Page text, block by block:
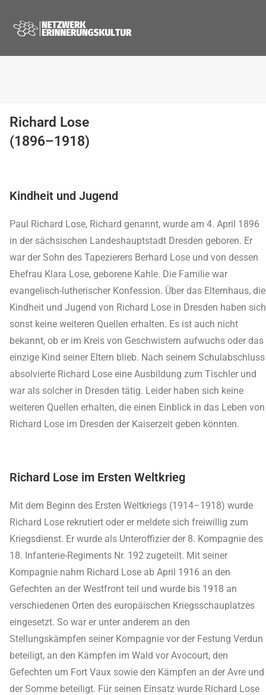
Richard Lose
(1896–1918)
Kindheit und Jugend
Paul Richard Lose, Richard genannt, wurde am 4. April 1896
in der sächsischen Landeshauptstadt Dresden geboren. Er
war der Sohn des Tapezierers Berhard Lose und von dessen
Ehefrau Klara Lose, geborene Kahle. Die Familie war
evangelisch-lutherischer Konfession. Über das Elternhaus, die
Kindheit und Jugend von Richard Lose in Dresden haben sich
sonst keine weiteren Quellen erhalten. Es ist auch nicht
bekannt, ob er im Kreis von Geschwistern aufwuchs oder das
einzige Kind seiner Eltern blieb. Nach seinem Schulabschluss
absolvierte Richard Lose eine Ausbildung zum Tischler und
war als solcher in Dresden tätig. Leider haben sich keine
weiteren Quellen erhalten, die einen Einblick in das Leben von
Richard Lose im Dresden der Kaiserzeit geben könnten.
Richard Lose im Ersten Weltkrieg
Mit dem Beginn des Ersten Weltkriegs (1914–1918) wurde
Richard Lose rekrutiert oder er meldete sich freiwillig zum
Kriegsdienst. Er wurde als Unteroffizier der 8. Kompagnie des
18. Infanterie-Regiments Nr. 192 zugeteilt. Mit seiner
Kompagnie nahm Richard Lose ab April 1916 an den
Gefechten an der Westfront teil und wurde bis 1918 an
verschiedenen Orten des europäischen Kriegsschauplatzes
eingesetzt. So war er unter anderem an den
Stellungskämpfen seiner Kompagnie vor der Festung Verdun
beteiligt, an den Kämpfen im Wald vor Avocourt, den
Gefechten um Fort Vaux sowie den Kämpfen an der Avre und
der Somme beteiligt. Für seinen Einsatz wurde Richard Lose